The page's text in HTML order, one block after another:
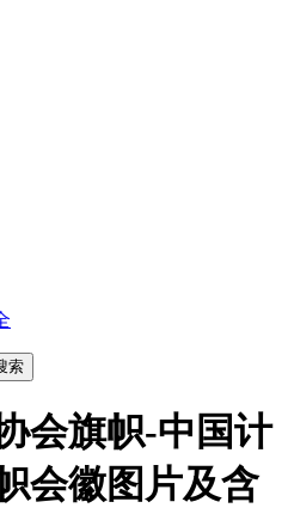
会旗帜-中国计
会徽图片及含